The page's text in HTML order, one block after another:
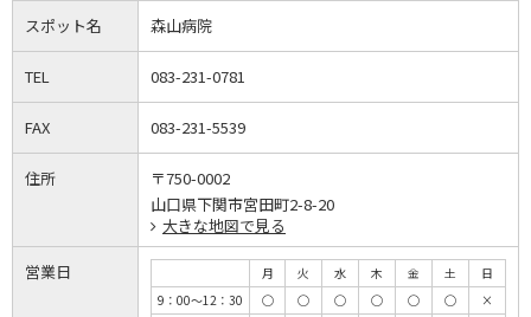
スポット名 森山病院
TEL 083-231-0781
FAX 083-231-5539
住所
〒750-0002
山口県下関市宮田町2-8-20
大きな地図で見る
営業日 月 火 水 木 金 土
日
9：00～12：30
◯ ◯ ◯ ◯ ◯ ◯
×